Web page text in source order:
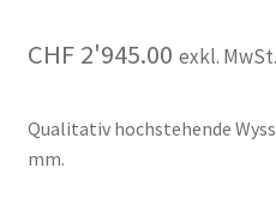
CHF2'945.00 exkl. MwSt.
Qualitativ hochstehende
mm.